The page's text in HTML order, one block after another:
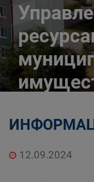
округа
12.09.2024